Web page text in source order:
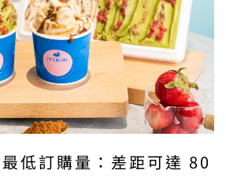
低訂購量：差距可達 80